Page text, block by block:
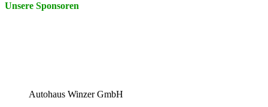
Unsere Sponsoren
Autohaus Winzer GmbH